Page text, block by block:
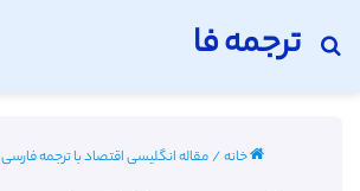
ترجمه فا
جستجو برای
خانه/مقاله انگلیسی اقتصاد با ترجمه فارسی 2022 - 2023